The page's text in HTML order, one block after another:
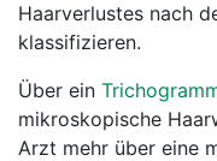
Haarverlustes nach
klassifizieren.
Über ein
mikroskopische
Arzt mehr über eine